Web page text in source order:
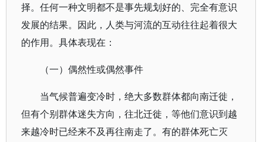
择。任何一种文明都不是事先规划好的、完全有意识
发展的结果。因此，人类与河流的互动往往起着很大
的作用。具体表现在：
（一）偶然性或偶然事件
当气候普遍变冷时，绝大多数群体都向南迁徙，
但有个别群体迷失方向，往北迁徙，等他们意识到越
来越冷时已经来不及再往南走了。有的群体死亡灭